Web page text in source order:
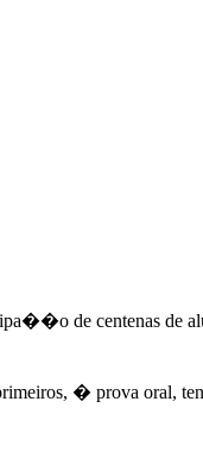
de centenas de
� prova oral,